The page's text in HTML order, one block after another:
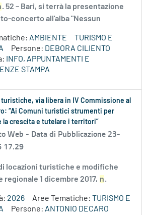
. 52 – Bari, si terrà la presentazione
concerto all'alba "Nessun
AMBIENTE
TURISMO E
Persone: DEBORA CILIENTO
INFO, APPUNTAMENTI E
STAMPA
turistiche, via libera in IV Commissione al
“Ai Comuni turistici strumenti per
la crescita e tutelare i territori”
Web - Data di Pubblicazione 23-
17.29
locazioni turistiche e modifiche
regionale 1 dicembre 2017, n.
2026 Aree Tematiche: TURISMO E
Persone: ANTONIO DECARO